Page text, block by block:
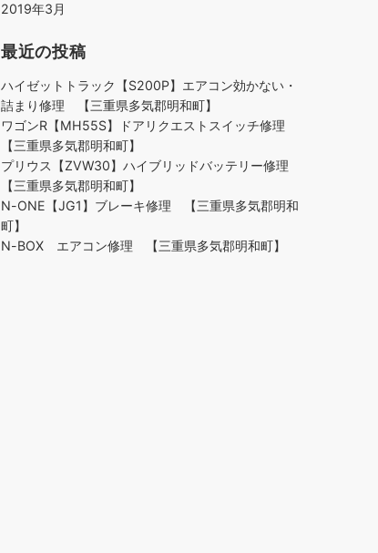
2019年3月
最近の投稿
ハイゼットトラック【S200P】エアコン効かない・
詰まり修理 【三重県多気郡明和町】
ワゴンR【MH55S】ドアリクエストスイッチ修理
【三重県多気郡明和町】
プリウス【ZVW30】ハイブリッドバッテリー修理
【三重県多気郡明和町】
N-ONE【JG1】ブレーキ修理 【三重県多気郡明和
町】
N-BOX エアコン修理 【三重県多気郡明和町】